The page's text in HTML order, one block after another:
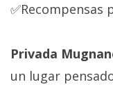
Privada
un lugar